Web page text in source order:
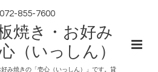
855-7600
焼き・お好み
（いっしん）
み焼きの「壱心（いっしん）」です。貸